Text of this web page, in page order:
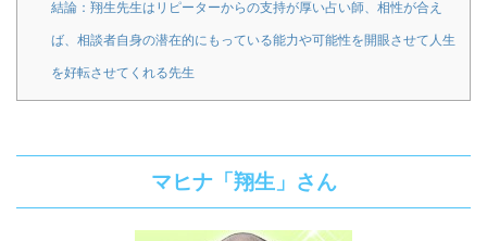
結論：翔生先生はリピーターからの支持が厚い占い師、相性が合え
ば、相談者自身の潜在的にもっている能力や可能性を開眼させて人生
を好転させてくれる先生
マヒナ「翔生」さん